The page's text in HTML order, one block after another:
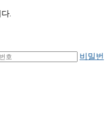
.
비밀번